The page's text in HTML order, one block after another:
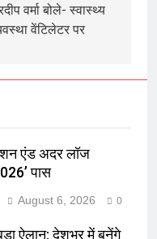
वर्मा बोले- स्वास्थ्य
वेंटिलेटर पर
एंड अदर लॉज
पास
August 6, 2026 0
ऐलान: देशभर में बनेंगे